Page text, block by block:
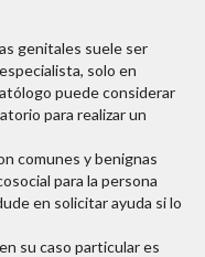
genitales suele ser
solo en
puede considerar
para realizar un
comunes y benignas
para la persona
en solicitar ayuda si lo
su caso particular es